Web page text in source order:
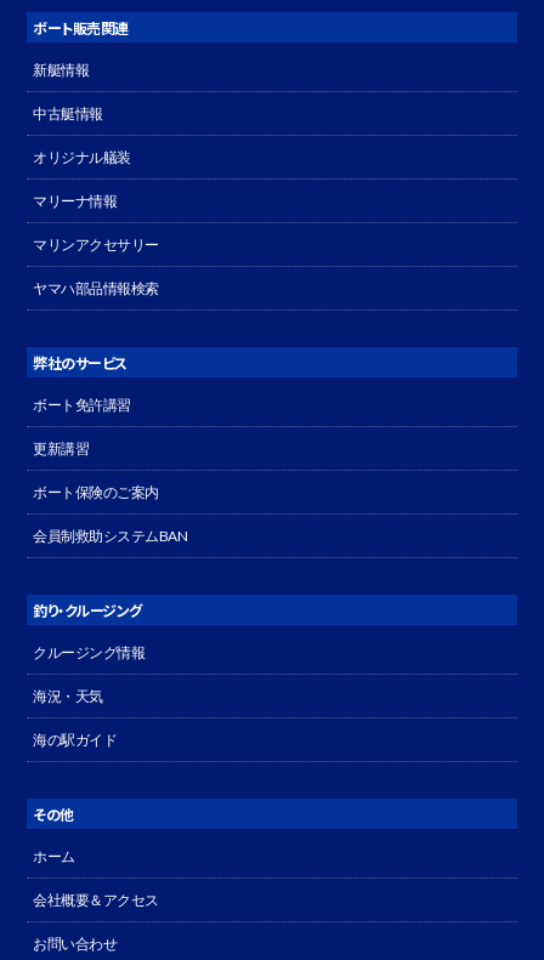
ボート販売関連
新艇情報
中古艇情報
オリジナル艤装
マリーナ情報
マリンアクセサリー
ヤマハ部品情報検索
弊社のサービス
ボート免許講習
更新講習
ボート保険のご案内
会員制救助システムBAN
釣り・クルージング
クルージング情報
海況・天気
海の駅ガイド
その他
ホーム
会社概要＆アクセス
お問い合わせ